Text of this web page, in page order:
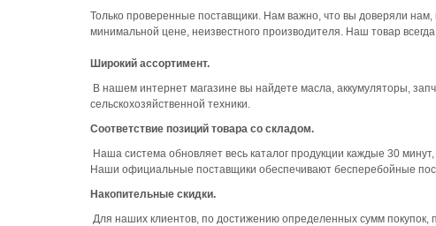
Только проверенные поставщики. Нам важно, что вы доверяли нам,
минимальной цене, неизвестного производителя. Наш товар
Широкий ассортимент.
В нашем интернет магазине вы найдете масла, аккумуляторы,
сельскохозяйственной техники.
Соответствие позиций товара со складом.
Наша система обновляет весь каталог продукции каждые 30
Наши официальные поставщики обеспечивают бесперебойные
Накопительные скидки.
Для наших клиентов, по достижению определенных сумм покупок,